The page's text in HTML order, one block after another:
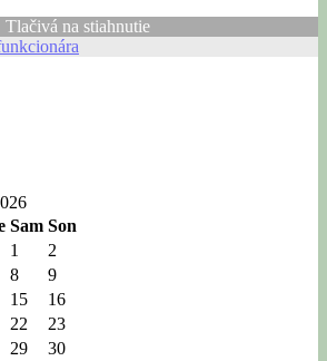
Tlačivá na stiahnutie
Sam Son
1
2
8
9
15
16
22
23
29
30